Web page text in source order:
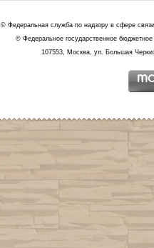
© Федеральная служба по надзору в сфере
© Федеральное государственное
107553, Москва, ул. Большая